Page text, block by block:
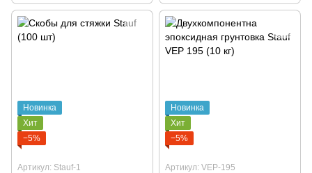
Новинка
Хит
−5%
Артикул: Stauf-1
Новинка
Хит
−5%
Артикул: VEP-195